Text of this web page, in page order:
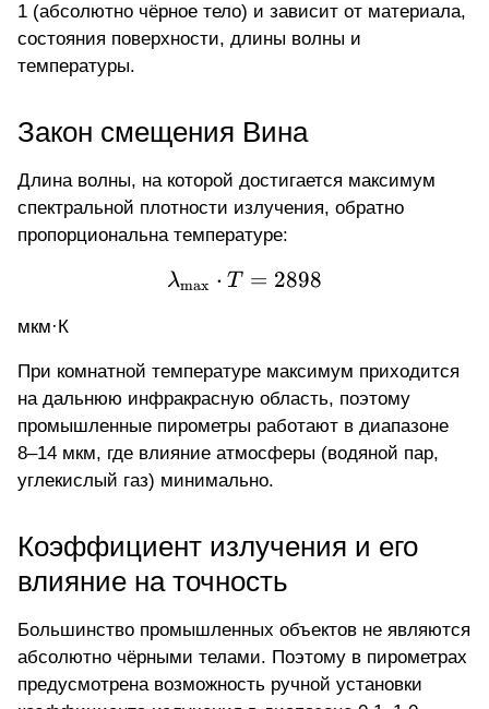
1 (абсолютно чёрное тело) и зависит от материала,
состояния поверхности, длины волны и
температуры.
Закон смещения Вина
Длина волны, на которой достигается максимум
спектральной плотности излучения, обратно
пропорциональна температуре:
\lambda_{\max} \cdot
λmax ⋅ T = 2898
мкм·К
При комнатной температуре максимум приходится
на дальнюю инфракрасную область, поэтому
промышленные пирометры работают в диапазоне
8–14 мкм, где влияние атмосферы (водяной пар,
углекислый газ) минимально.
Коэффициент излучения и его
влияние на точность
Большинство промышленных объектов не являются
абсолютно чёрными телами. Поэтому в пирометрах
предусмотрена возможность ручной установки